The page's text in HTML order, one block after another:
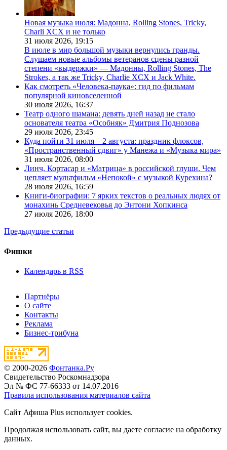
Новая музыка июля: Мадонна, Rolling Stones, Tricky,
Charli XCX и не только
31 июля 2026, 19:15
В июле в мир большой музыки вернулись гранды.
Слушаем новые альбомы ветеранов сцены разной
степени «выдержки» — Мадонны, Rolling Stones, The
Strokes, а так же Tricky, Charlie XCX и Jack White.
Как смотреть «Человека-паука»: гид по фильмам
популярной киновселенной
30 июля 2026, 16:37
Театр одного шамана: девять дней назад не стало
основателя театра «Особняк» Дмитрия Поднозова
29 июля 2026, 23:45
Куда пойти 31 июля—2 августа: праздник флоксов,
«Пространственный сдвиг» у Манежа и «Музыка мира»
31 июля 2026, 08:00
Линч, Кортасар и «Матрица» в российской глуши. Чем
цепляет мультфильм «Непокой» с музыкой Курехина?
28 июля 2026, 16:59
Книги-биографии: 7 ярких текстов о реальных людях от
монахинь Средневековья до Энтони Хопкинса
27 июля 2026, 18:00
Предыдущие статьи
Фишки
Календарь в RSS
Партнёры
О сайте
Контакты
Реклама
Бизнес-трибуна
© 2000-2026 Фонтанка.Ру
Свидетельство Роскомнадзора
Эл № ФС 77-66333 от 14.07.2016
Правила использования материалов сайта
Сайт Афиша Plus использует cookies.
Продолжая использовать сайт, вы даете согласие на обработку
данных.